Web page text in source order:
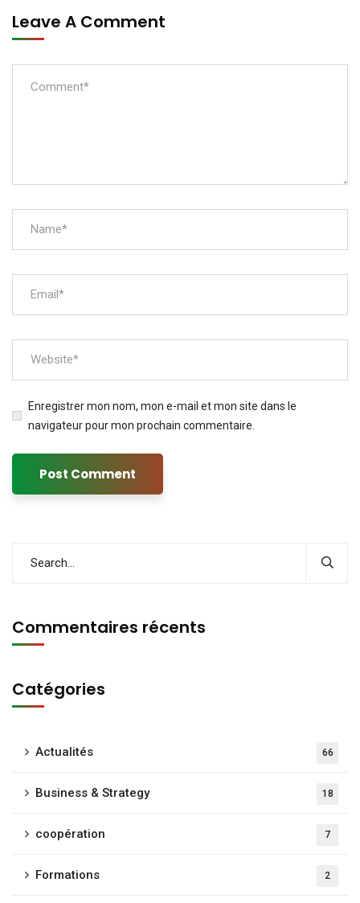
Leave A Comment
Enregistrer mon nom, mon e-mail et mon site dans le
navigateur pour mon prochain commentaire.
Commentaires récents
Catégories
Actualités 66
Business & Strategy 18
coopération 7
Formations 2